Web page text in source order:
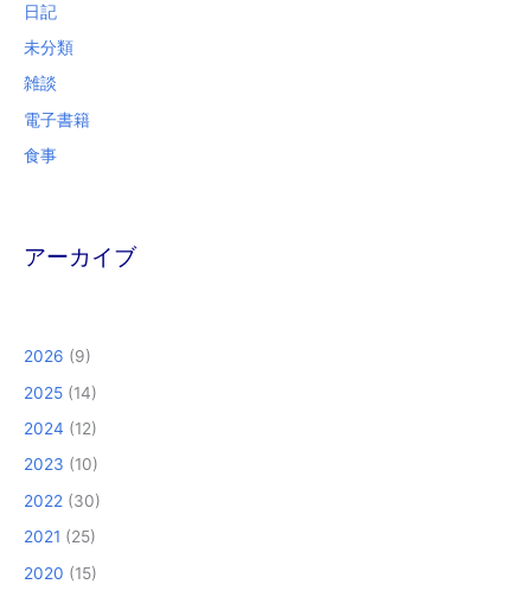
日記
未分類
雑談
電子書籍
食事
アーカイブ
2026 (9)
2025 (14)
2024 (12)
2023 (10)
2022 (30)
2021 (25)
2020 (15)